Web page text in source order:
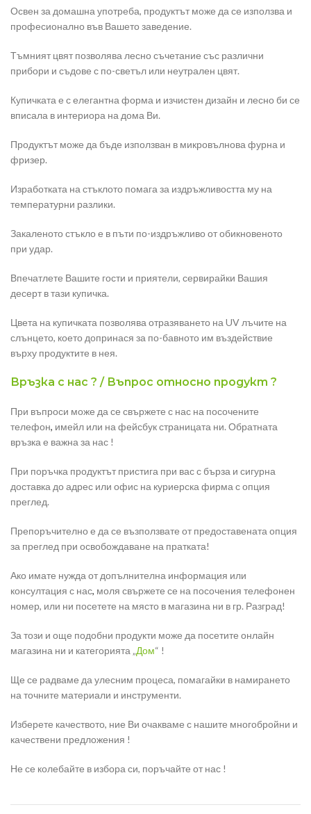
Освен за домашна употреба, продуктът може да се използва и
професионално във Вашето заведение.
Тъмният цвят позволява лесно съчетание със различни
прибори и съдове с по-светъл или неутрален цвят.
Купичката е с елегантна форма и изчистен дизайн и лесно би се
вписала в интериора на дома Ви.
Продуктът може да бъде използван в микровълнова фурна и
фризер.
Изработката на стъклото помага за издръжливостта му на
температурни разлики.
Закаленото стъкло е в пъти по-издръжливо от обикновеното
при удар.
Впечатлете Вашите гости и приятели, сервирайки Вашия
десерт в тази купичка.
Цвета на купичката позволява отразяването на UV лъчите на
слънцето, което допринася за по-бавното им въздействие
върху продуктите в нея.
Връзка с нас ? / Въпрос относно продукт ?
При въпроси може да се свържете с нас на посочените
телефон, имейл или на фейсбук страницата ни. Обратната
връзка е важна за нас !
При поръчка продуктът пристига при вас с бърза и сигурна
доставка до адрес или офис на куриерска фирма с опция
преглед.
Препоръчително е да се възползвате от предоставената опция
за преглед при освобождаване на пратката!
Ако имате нужда от допълнителна информация или
консултация с нас, моля свържете се на посочения телефонен
номер, или ни посетете на място в магазина ни в гр. Разград!
За този и още подобни продукти може да посетите онлайн
магазина ни и категорията „Дом“ !
Ще се радваме да улесним процеса, помагайки в намирането
на точните материали и инструменти.
Изберете качеството, ние Ви очакваме с нашите многобройни и
качествени предложения !
Не се колебайте в избора си, поръчайте от нас !